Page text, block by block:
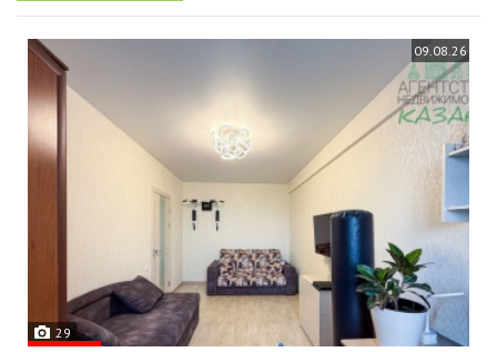
09.08.26
29